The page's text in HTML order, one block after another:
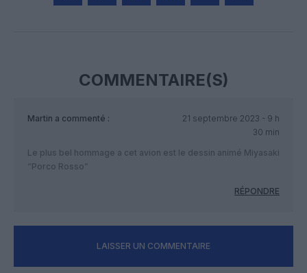
COMMENTAIRE(S)
Martin a commenté :
21 septembre 2023 - 9 h
30 min
Le plus bel hommage a cet avion est le dessin animé Miyasaki
“Porco Rosso”
RÉPONDRE
LAISSER UN COMMENTAIRE